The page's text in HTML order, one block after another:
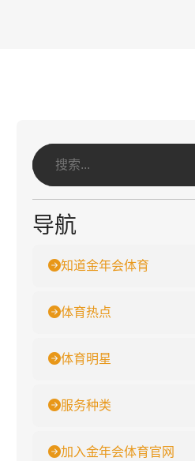
导航
知道金年会体育
体育热点
体育明星
服务种类
加入金年会体育官网